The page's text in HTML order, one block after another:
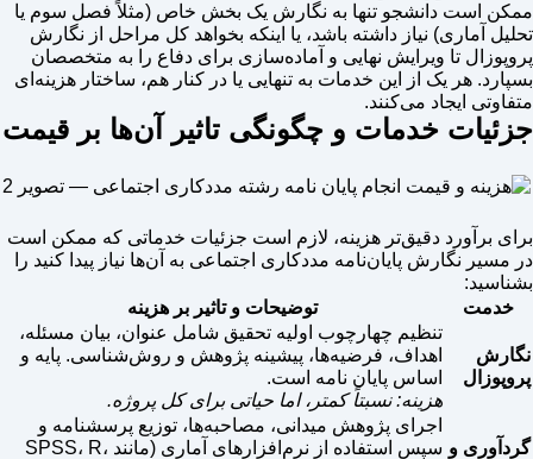
ممکن است دانشجو تنها به نگارش یک بخش خاص (مثلاً فصل سوم یا
تحلیل آماری) نیاز داشته باشد، یا اینکه بخواهد کل مراحل از نگارش
پروپوزال تا ویرایش نهایی و آماده‌سازی برای دفاع را به متخصصان
بسپارد. هر یک از این خدمات به تنهایی یا در کنار هم، ساختار هزینه‌ای
متفاوتی ایجاد می‌کنند.
جزئیات خدمات و چگونگی تاثیر آن‌ها بر قیمت
برای برآورد دقیق‌تر هزینه، لازم است جزئیات خدماتی که ممکن است
در مسیر نگارش پایان‌نامه مددکاری اجتماعی به آن‌ها نیاز پیدا کنید را
بشناسید:
خدمت
توضیحات و تاثیر بر هزینه
نگارش
پروپوزال
تنظیم چهارچوب اولیه تحقیق شامل عنوان، بیان مسئله،
اهداف، فرضیه‌ها، پیشینه پژوهش و روش‌شناسی. پایه و
اساس پایان نامه است.
هزینه: نسبتاً کمتر، اما حیاتی برای کل پروژه.
گردآوری و
اجرای پژوهش میدانی، مصاحبه‌ها، توزیع پرسشنامه و
سپس استفاده از نرم‌افزارهای آماری (مانند SPSS، R،